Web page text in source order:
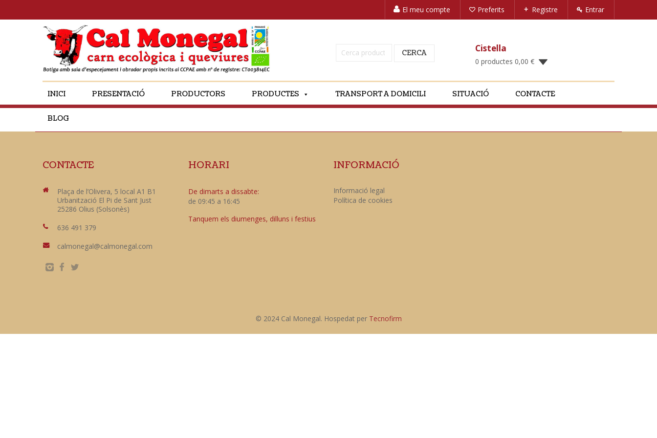
El meu compte Preferits Registre Entrar
Cerca: CERCA Cistella
0 productes 0,00 €
INICI PRESENTACIÓ PRODUCTORS PRODUCTES TRANSPORT A DOMICILI SITUACIÓ CONTACTE
BLOG
CONTACTE
Plaça de l’Olivera, 5 local A1 B1
Urbanització El Pi de Sant Just
25286 Olius (Solsonès)
636 491 379
calmonegal@calmonegal.com
HORARI
De dimarts a dissabte:
de 09:45 a 16:45
Tanquem els diumenges, dilluns i festius
INFORMACIÓ
Informació legal
Política de cookies
© 2024 Cal Monegal. Hospedat per Tecnofirm